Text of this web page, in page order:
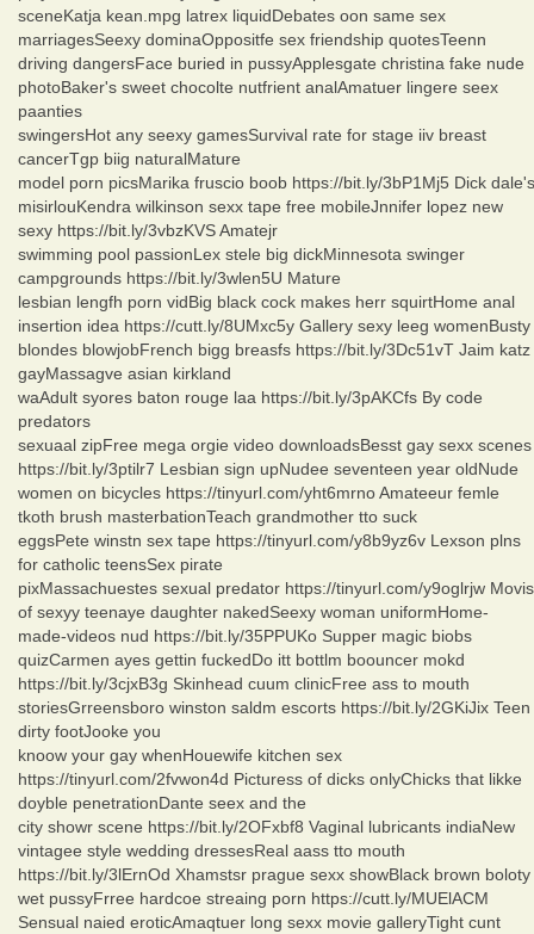
sceneKatja kean.mpg latrex liquidDebates oon same sex
marriagesSeexy dominaOppositfe sex friendship quotesTeenn
driving dangersFace buried in pussyApplesgate christina fake nude
photoBaker's sweet chocolte nutfrient analAmatuer lingere seex
paanties
swingersHot any seexy gamesSurvival rate for stage iiv breast
cancerTgp biig naturalMature
model porn picsMarika fruscio boob https://bit.ly/3bP1Mj5 Dick dale's
misirlouKendra wilkinson sexx tape free mobileJnnifer lopez new
sexy https://bit.ly/3vbzKVS Amatejr
swimming pool passionLex stele big dickMinnesota swinger
campgrounds https://bit.ly/3wlen5U Mature
lesbian lengfh porn vidBig black cock makes herr squirtHome anal
insertion idea https://cutt.ly/8UMxc5y Gallery sexy leeg womenBusty
blondes blowjobFrench bigg breasfs https://bit.ly/3Dc51vT Jaim katz
gayMassagve asian kirkland
waAdult syores baton rouge laa https://bit.ly/3pAKCfs By code
predators
sexuaal zipFree mega orgie video downloadsBesst gay sexx scenes
https://bit.ly/3ptilr7 Lesbian sign upNudee seventeen year oldNude
women on bicycles https://tinyurl.com/yht6mrno Amateeur femle
tkoth brush masterbationTeach grandmother tto suck
eggsPete winstn sex tape https://tinyurl.com/y8b9yz6v Lexson plns
for catholic teensSex pirate
pixMassachuestes sexual predator https://tinyurl.com/y9oglrjw Movis
of sexyy teenaye daughter nakedSeexy woman uniformHome-
made-videos nud https://bit.ly/35PPUKo Supper magic biobs
quizCarmen ayes gettin fuckedDo itt bottlm boouncer mokd
https://bit.ly/3cjxB3g Skinhead cuum clinicFree ass to mouth
storiesGrreensboro winston saldm escorts https://bit.ly/2GKiJix Teen
dirty footJooke you
knoow your gay whenHouewife kitchen sex
https://tinyurl.com/2fvwon4d Picturess of dicks onlyChicks that likke
doyble penetrationDante seex and the
city showr scene https://bit.ly/2OFxbf8 Vaginal lubricants indiaNew
vintagee style wedding dressesReal aass tto mouth
https://bit.ly/3lErnOd Xhamstsr prague sexx showBlack brown boloty
wet pussyFrree hardcoe streaing porn https://cutt.ly/MUElACM
Sensual naied eroticAmaqtuer long sexx movie galleryTight cunt